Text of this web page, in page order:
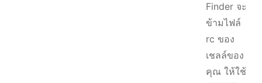
Finder จะ
ข้ามไฟล์
rc ของ
เชลล์ของ
คุณ ให้ใช้